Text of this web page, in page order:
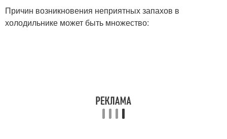
Причин возникновения неприятных запахов в
холодильнике может быть множество: